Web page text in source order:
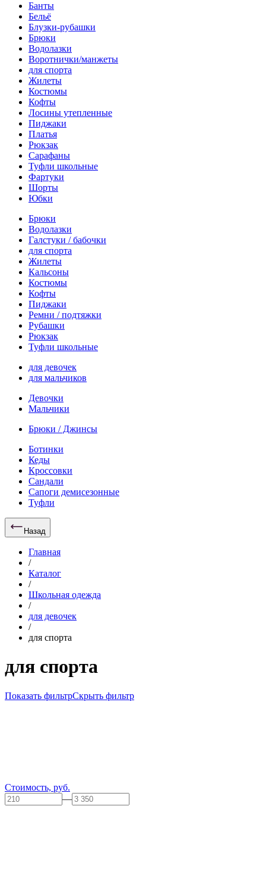
Банты
Бельё
Блузки-рубашки
Брюки
Водолазки
Воротнички/манжеты
для спорта
Жилеты
Костюмы
Кофты
Лосины утепленные
Пиджаки
Платья
Рюкзак
Сарафаны
Туфли школьные
Фартуки
Шорты
Юбки
Брюки
Водолазки
Галстуки / бабочки
для спорта
Жилеты
Кальсоны
Костюмы
Кофты
Пиджаки
Ремни / подтяжки
Рубашки
Рюкзак
Туфли школьные
для девочек
для мальчиков
Девочки
Мальчики
Брюки / Джинсы
Ботинки
Кеды
Кроссовки
Сандали
Сапоги демисезонные
Туфли
Назад
Главная
/
Каталог
/
Школьная одежда
/
для девочек
/
для спорта
для спорта
Показать фильтрСкрыть фильтр
Стоимость, руб.
—